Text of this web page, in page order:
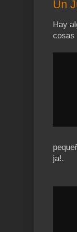
Un
Hay
cosas
ja!.